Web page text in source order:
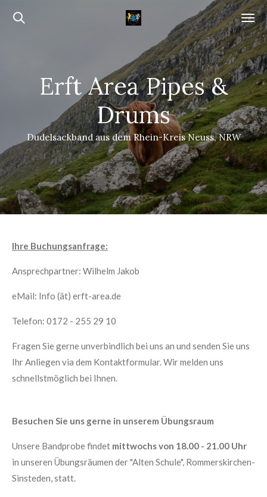
Zum
Erft Area Pipes &
Drums
Dudelsackband aus dem Rhein-Kreis Neuss, NRW
Ihre Buchungsanfrage:
Ansprechpartner: Wilhelm Jakob
eMail: Info (ät) erft-area.de
Telefon: 0172 - 255 29 10
Fragen Sie gerne unverbindlich bei uns an und senden Sie uns
Ihr Anliegen via dem Kontaktformular. Wir melden uns
schnellstmöglich bei Ihnen.
Besuchen Sie uns gerne in unserem Übungsraum
Unsere Bandprobe findet mittwochs von 18.00 - 21.00 Uhr
in unseren Übungsräumen der "Alten Schule", Rommerskirchen-
Sinsteden, statt.